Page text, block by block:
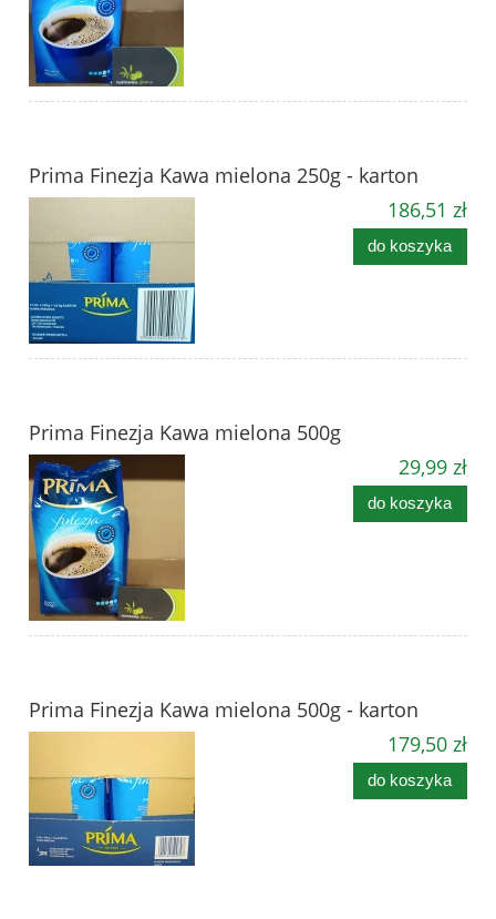
Prima Finezja Kawa mielona 250g - karton
186,51 zł
do koszyka
Prima Finezja Kawa mielona 500g
29,99 zł
do koszyka
Prima Finezja Kawa mielona 500g - karton
179,50 zł
do koszyka